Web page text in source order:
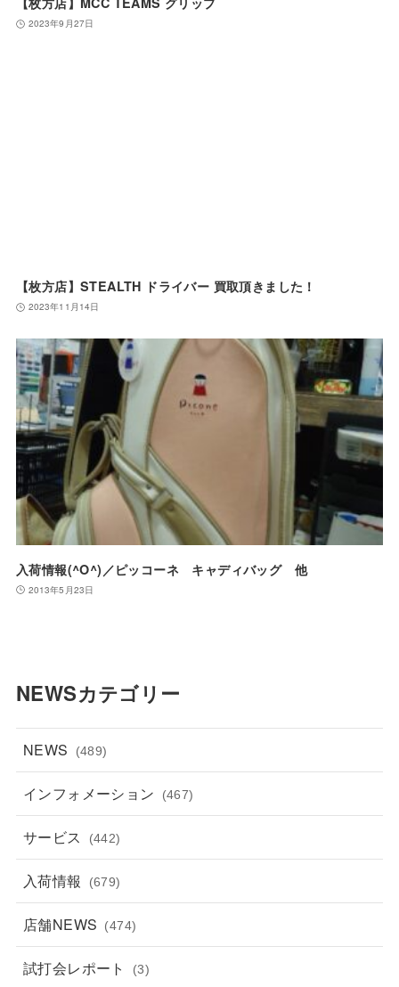
2023年9月27日
【枚方店】STEALTH ドライバー 買取頂きました！
2023年11月14日
入荷情報(^O^)／ピッコーネ キャディバッグ 他
2013年5月23日
NEWSカテゴリー
NEWS (489)
インフォメーション (467)
サービス (442)
入荷情報 (679)
店舗NEWS (474)
試打会レポート (3)